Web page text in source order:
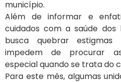
município.
Além de informar e
cuidados com a saúde dos
busca quebrar
impedem de procurar
especial quando se trata do
Para este mês, algumas